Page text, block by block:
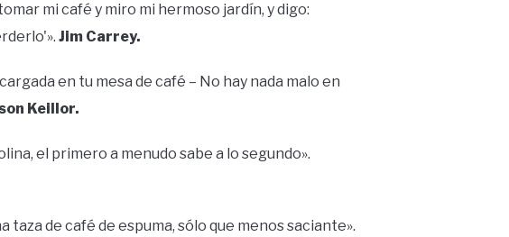
mi café y miro mi hermoso jardín, y digo:
Jim Carrey.
en tu mesa de café – No hay nada malo en
Keillor.
el primero a menudo sabe a lo segundo».
de café de espuma, sólo que menos saciante».